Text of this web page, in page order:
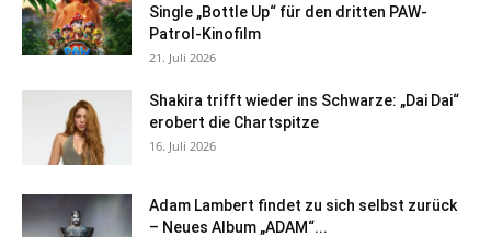
Single „Bottle Up“ für den dritten PAW-
Patrol-Kinofilm
21. Juli 2026
Shakira trifft wieder ins Schwarze: „Dai Dai“
erobert die Chartspitze
16. Juli 2026
Adam Lambert findet zu sich selbst zurück
– Neues Album „ADAM“...